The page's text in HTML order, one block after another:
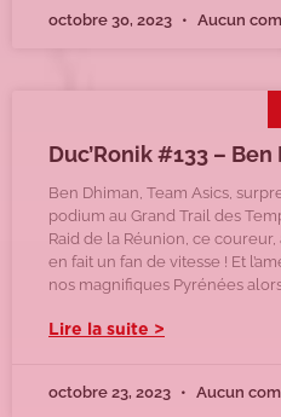
octobre 30, 2023 Aucun
Duc’Ronik #133 –
Ben Dhiman, Team Asics,
podium au Grand Trail des
Raid de la Réunion, ce
en fait un fan de vitesse ! Et
nos magnifiques Pyrénées
Lire la suite >
octobre 23, 2023 Aucun